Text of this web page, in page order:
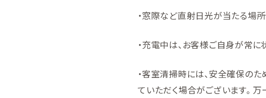
・窓際など直射日光が当たる場所
・充電中は、お客様ご自身が常
・客室清掃時には、安全確保の
ていただく場合がございます。